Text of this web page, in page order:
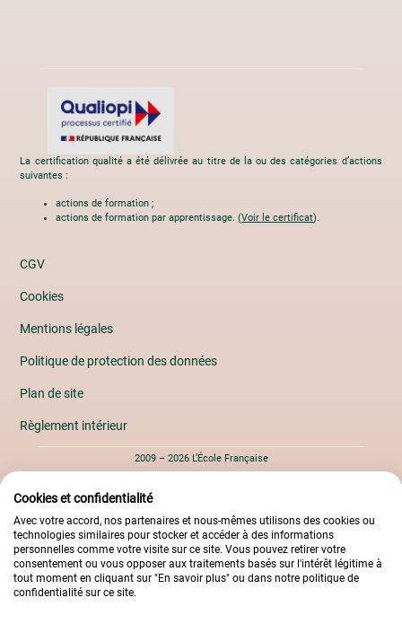
La certification qualité a été délivrée au titre de la ou des catégories d’actions
suivantes :
actions de formation ;
actions de formation par apprentissage. (Voir le certificat).
CGV
Cookies
Mentions légales
Politique de protection des données
Plan de site
Règlement intérieur
2009 – 2026 L’École Française
Cookies et confidentialité
Avec votre accord, nos partenaires et nous-mêmes utilisons des cookies ou
technologies similaires pour stocker et accéder à des informations
personnelles comme votre visite sur ce site. Vous pouvez retirer votre
consentement ou vous opposer aux traitements basés sur l'intérêt légitime à
tout moment en cliquant sur "En savoir plus" ou dans notre politique de
confidentialité sur ce site.